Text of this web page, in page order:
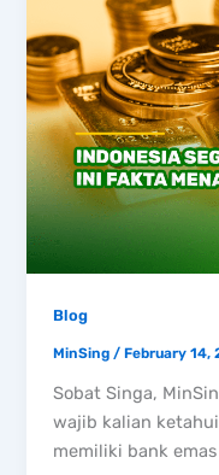
Blog
MinSing /February 14,
Sobat Singa,
wajib kalian
memiliki bank